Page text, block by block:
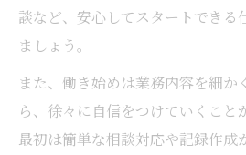
談など、安心してスタートできる
ましょう。
また、働き始めは業務内容を細か
ら、徐々に自信をつけていくこと
最初は簡単な相談対応や記録作成